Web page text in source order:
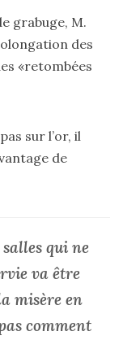
grabuge, M.
des
«retombées
sur l’or, il
de
qui ne
va être
misère en
comment